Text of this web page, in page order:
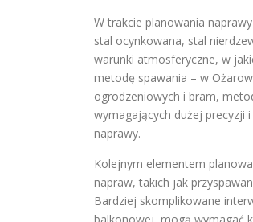
W trakcie planowania
stal ocynkowana, stal
warunki atmosferyczne, w
metodę spawania – w
ogrodzeniowych i bram,
wymagających dużej precyzji
naprawy.
Kolejnym elementem
napraw, takich jak
Bardziej skomplikowane